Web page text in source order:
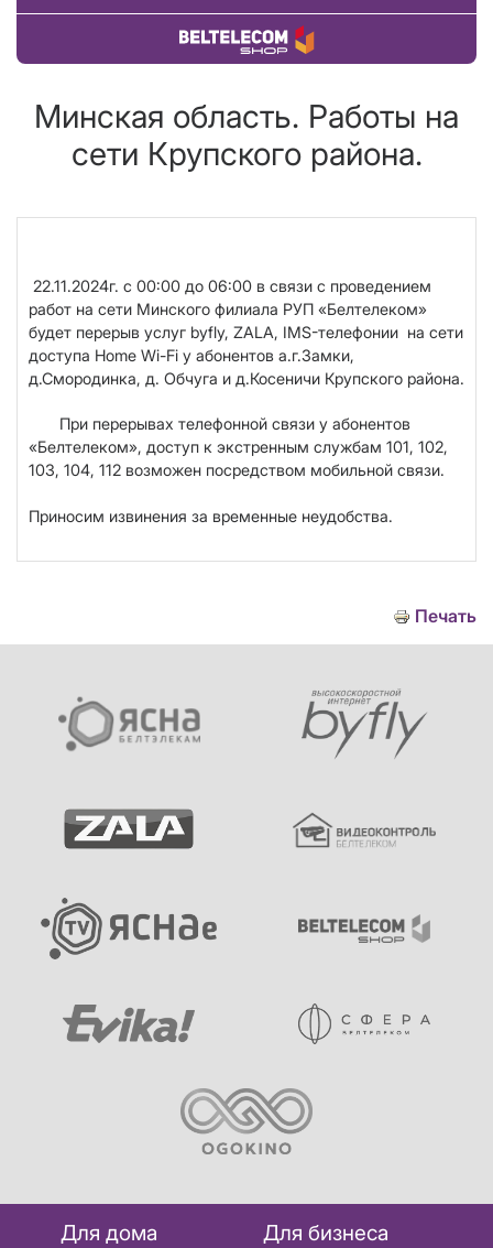
Купить товар
Минская область. Работы на
сети Крупского района.
22.11.2024г. с 00:00 до 06:00 в связи с проведением
работ на сети Минского филиала РУП «Белтелеком»
будет перерыв услуг byfly, ZALA, IMS-телефонии на сети
доступа Home Wi-Fi у абонентов а.г.Замки,
д.Смородинка, д. Обчуга и д.Косеничи Крупского района.
При перерывах телефонной связи у абонентов
«Белтелеком», доступ к экстренным службам 101, 102,
103, 104, 112 возможен посредством мобильной связи.
Приносим извинения за временные неудобства.
Печать
Для дома Для бизнеса